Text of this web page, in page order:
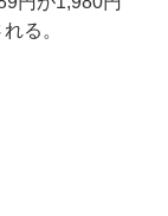
る。